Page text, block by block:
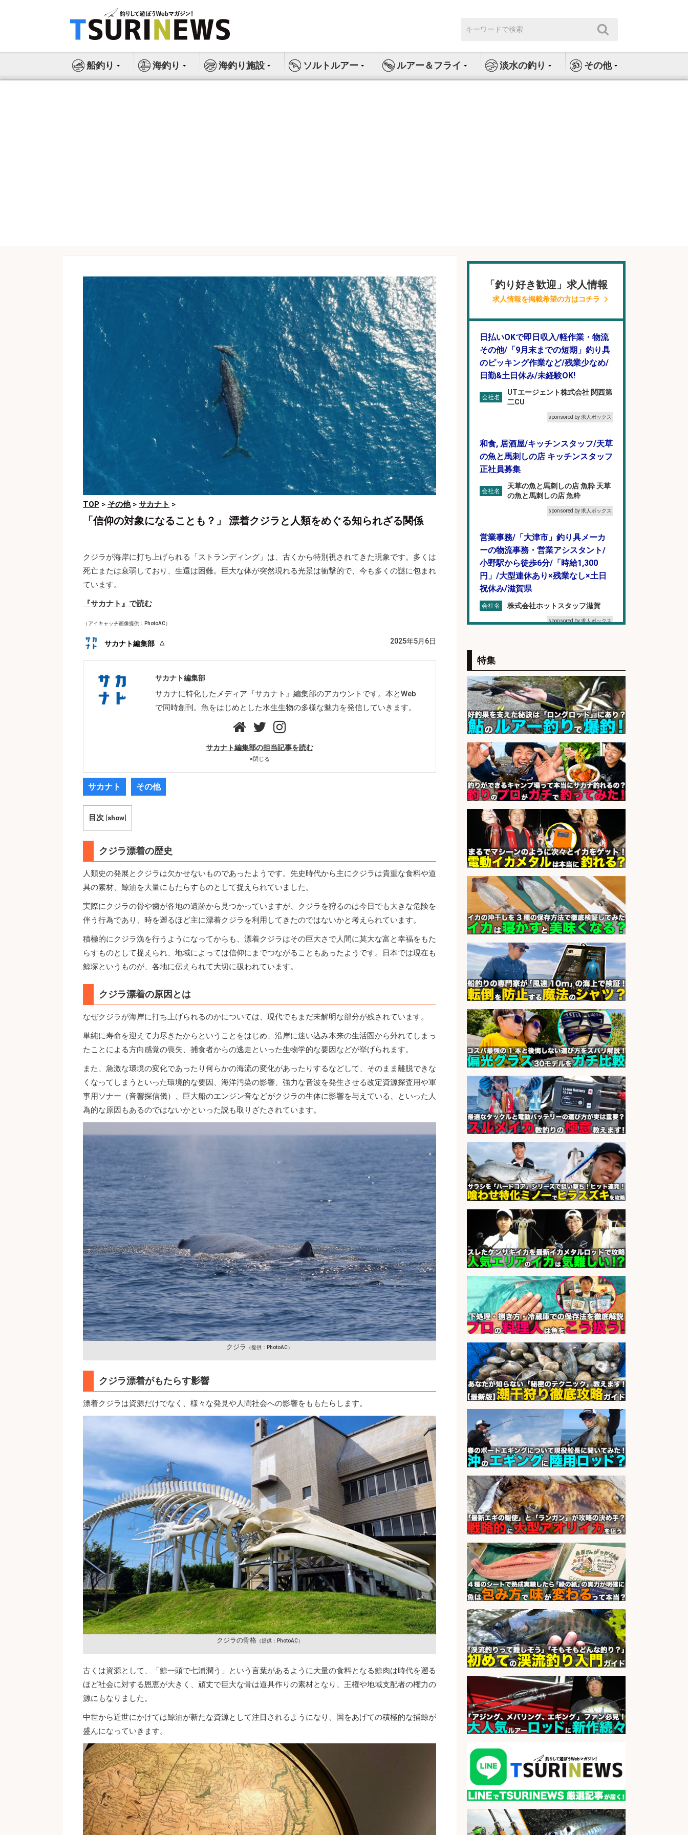
ス
索:
船釣り 海釣り 海釣り施設 ソルトルアー ルアー＆フライ 淡水の釣り その他
TOP > その他> サカナト >
「信仰の対象になることも？」 漂着クジラと人類をめぐる知られざる関係
クジラが海岸に打ち上げられる「ストランディング」は、古くから特別視されてきた現象です。多くは
死亡または衰弱しており、生還は困難。巨大な体が突然現れる光景は衝撃的で、今も多くの謎に包まれ
ています。
『サカナト』で読む
（アイキャッチ画像提供：PhotoAC）
サカナト編集部 2025年5月6日
サカナト編集部
サカナに特化したメディア『サカナト』編集部のアカウントです。本とWeb
で同時創刊。魚をはじめとした水生生物の多様な魅力を発信していきます。
サカナト編集部の担当記事を読む
×閉じる
サカナト その他
目次 [show]
クジラ漂着の歴史
人類史の発展とクジラは欠かせないものであったようです。先史時代から主にクジラは貴重な食料や道
具の素材、鯨油を大量にもたらすものとして捉えられていました。
実際にクジラの骨や歯が各地の遺跡から見つかっていますが、クジラを狩るのは今日でも大きな危険を
伴う行為であり、時を遡るほど主に漂着クジラを利用してきたのではないかと考えられています。
積極的にクジラ漁を行うようになってからも、漂着クジラはその巨大さで人間に莫大な富と幸福をもた
らすものとして捉えられ、地域によっては信仰にまでつながることもあったようです。日本では現在も
鯨塚というものが、各地に伝えられて大切に扱われています。
クジラ漂着の原因とは
なぜクジラが海岸に打ち上げられるのかについては、現代でもまだ未解明な部分が残されています。
単純に寿命を迎えて力尽きたからということをはじめ、沿岸に迷い込み本来の生活圏から外れてしまっ
たことによる方向感覚の喪失、捕食者からの逃走といった生物学的な要因などが挙げられます。
また、急激な環境の変化であったり何らかの海流の変化があったりするなどして、そのまま離脱できな
くなってしまうといった環境的な要因、海洋汚染の影響、強力な音波を発生させる改定資源探査用や軍
事用ソナー（音響探信儀）、巨大船のエンジン音などがクジラの生体に影響を与えている、といった人
為的な原因もあるのではないかといった説も取りざたされています。
クジラ （提供：PhotoAC）
クジラ漂着がもたらす影響
漂着クジラは資源だけでなく、様々な発見や人間社会への影響をももたらします。
クジラの骨格（提供：PhotoAC）
古くは資源として、「鯨一頭で七浦潤う」という言葉があるように大量の食料となる鯨肉は時代を遡る
ほど社会に対する恩恵が大きく、頑丈で巨大な骨は道具作りの素材となり、王権や地域支配者の権力の
源にもなりました。
中世から近世にかけては鯨油が新たな資源として注目されるようになり、国をあげての積極的な捕鯨が
盛んになっていきます。
「釣り好き歓迎」求人情報
求人情報を掲載希望の方はコチラ
日払いOKで即日収入/軽作業・物流
その他/「9月末までの短期」釣り具
のピッキング作業など/残業少なめ/
日勤&土日休み/未経験OK!
会社名
UTエージェント株式会社 関西第
二CU
sponsored by 求人ボックス
和食, 居酒屋/キッチンスタッフ/天草
の魚と馬刺しの店 キッチンスタッフ
正社員募集
会社名
天草の魚と馬刺しの店 魚粋 天草
の魚と馬刺しの店 魚粋
sponsored by 求人ボックス
営業事務/「大津市」釣り具メーカ
ーの物流事務・営業アシスタント/
小野駅から徒歩6分/「時給1,300
円」/大型連休あり×残業なし×土日
祝休み/滋賀県
会社名 株式会社ホットスタッフ滋賀
sponsored by 求人ボックス
市」「時給1,150円〜」志布志駅か
ら車5分/お魚のカットや商品の陳列
業務/残業少なめ×車通勤OK×時間選
べる/鹿児島県/志布志市
会社名 株式会社ホットスタッフ鹿児島
sponsored by 求人ボックス
日払いOKで即日収入/製造スタッフ/
「堺市堺区」「時給1,600円」入社
祝金10万円/自転車部品や釣り具の
組立/堺市堺区の工場/未経験歓迎
会社名
パーソルファクトリーパートナ
ーズ株式会社
sponsored by 求人ボックス
精肉・青果・鮮魚販売/「志布志
市」「時給1,150円〜」志布志市周
辺でお魚のカットや商品の陳列スタ
ッフ/未経験歓迎×残業少なめ×車通
勤OK/鹿児島県/志布志市
会社名 株式会社ホットスタッフ鹿児島
sponsored by 求人ボックス
精肉・青果・鮮魚販売/「志布志
市」お魚のカットや商品の陳列業
務/「時給1,150円〜」/時間選べる×
未経験歓迎×残業少なめ/鹿児島県/
志布志市
会社名 株式会社ホットスタッフ鹿児島
sponsored by 求人ボックス
コンビニ/広島県/調理なし・軽作業
スタート お魚のパック詰め 品出し/
週4日から勤務OK/希望休が取得で
きる
sponsored by 求人ボックス
レジ打ち/日払いOK/おさかなの三枚
おろし/新潟県/小千谷市
会社名 株式会社G&G
sponsored by 求人ボックス
和食, 日本料理・懐石料理/店長・店
長候補/ライブ感が満載!魚の価値を
上げ、食とエンタメで地域を元気に!
店長候補募集
会社名
魚と肴 いとおかし 魚と肴 いとお
かし
sponsored by 求人ボックス
さらに求人情報を見る
特集